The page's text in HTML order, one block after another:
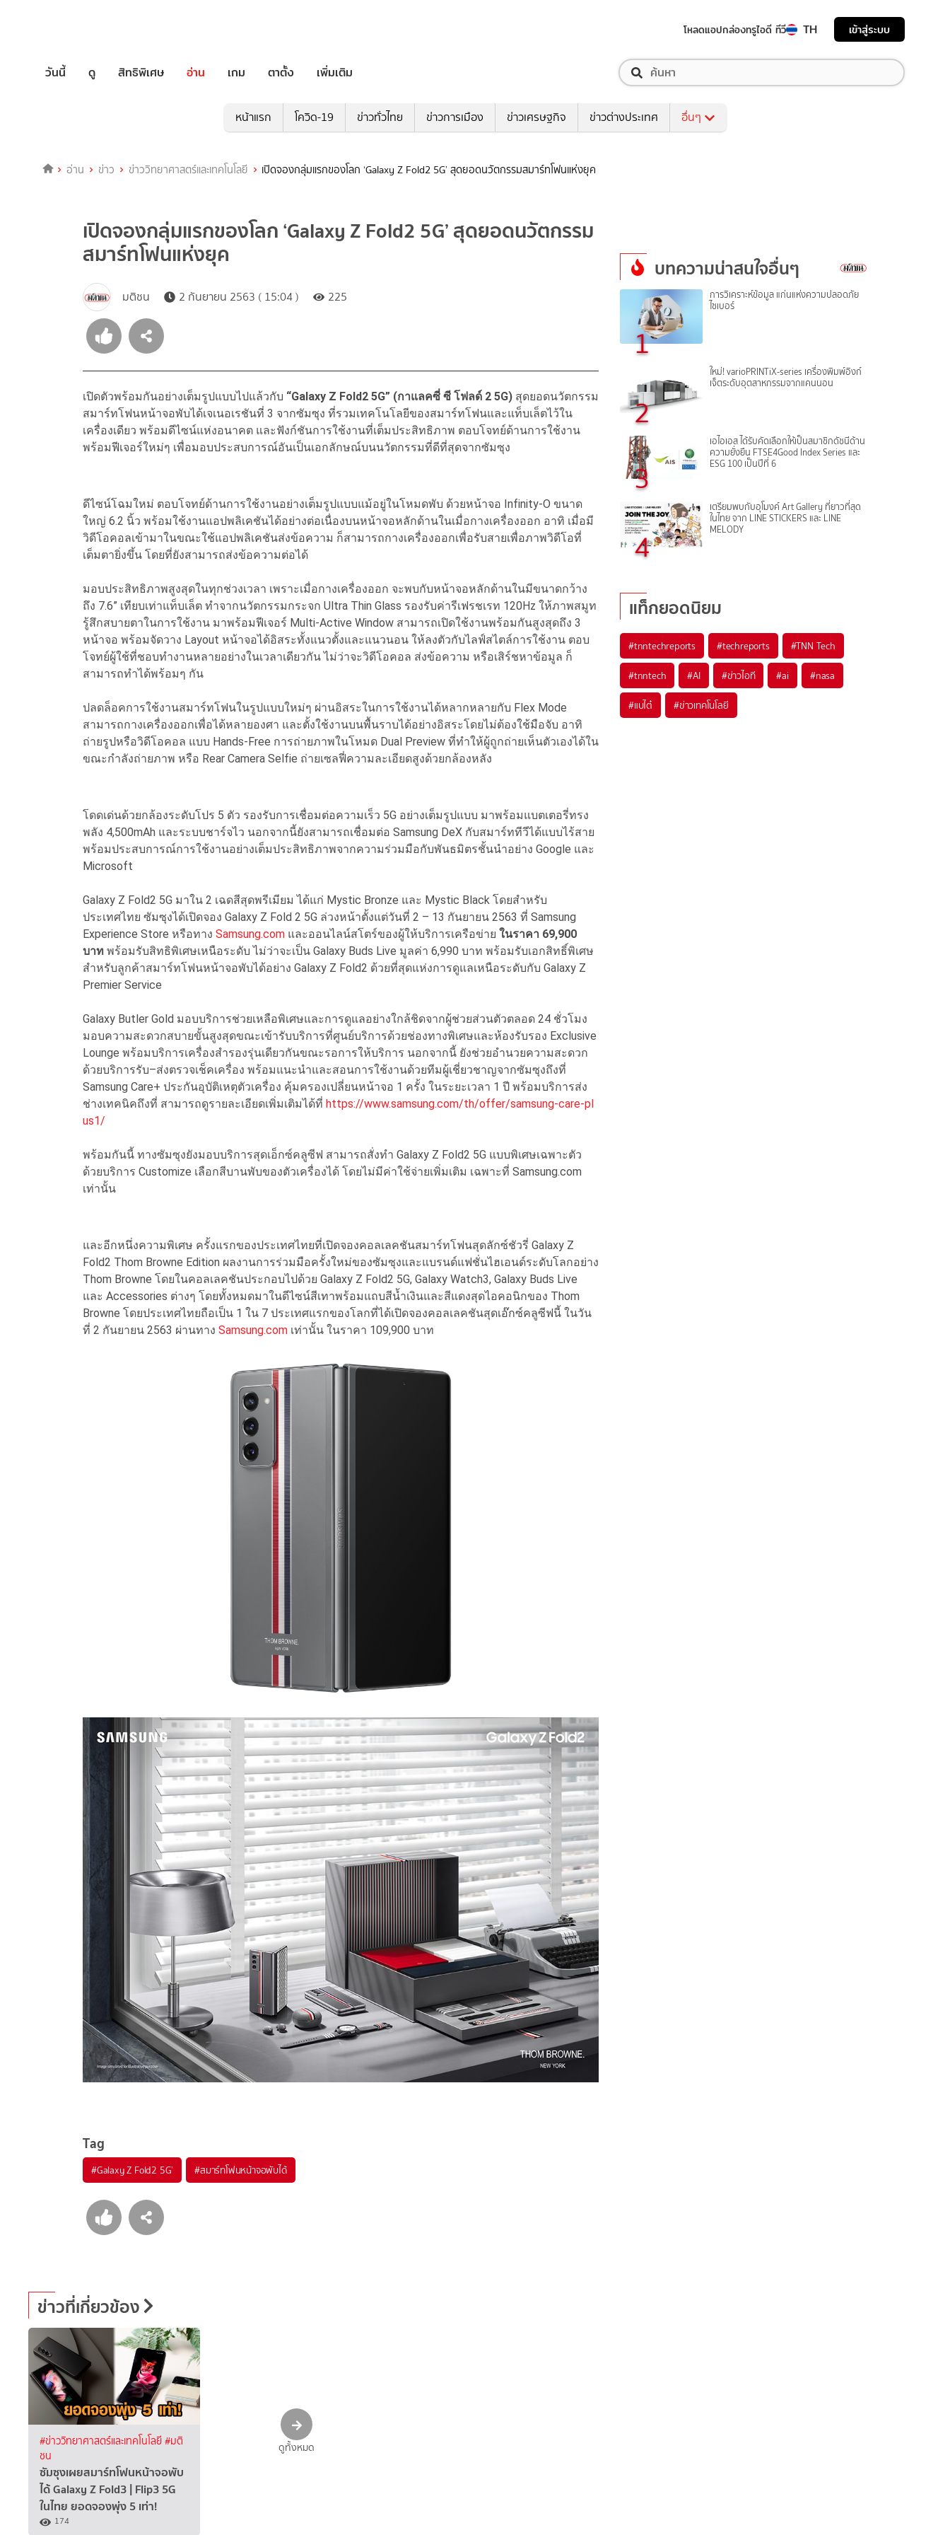
โหลดแอปกล่องทรูไอดี ทีวี TH เข้าสู่ระบบ
วันนี้ ดู สิทธิพิเศษ อ่าน เกม ตาตั้ง เพิ่มเติม
หน้าแรก โควิด-19 ข่าวทั่วไทย ข่าวการเมือง ข่าวเศรษฐกิจ ข่าวต่างประเทศ อื่นๆ
อ่าน ข่าว ข่าววิทยาศาสตร์และเทคโนโลยี เปิดจองกลุ่มแรกของโลก ‘Galaxy Z Fold2 5G’ สุดยอดนวัตกรรมสมาร์ทโฟนแห่งยุค
เปิดจองกลุ่มแรกของโลก ‘Galaxy Z Fold2 5G’ สุดยอดนวัตกรรม
สมาร์ทโฟนแห่งยุค
มติชน 2 กันยายน 2563 ( 15:04 ) 225
เปิดตัวพร้อมกันอย่างเต็มรูปแบบไปแล้วกับ “Galaxy Z Fold2 5G” (กาแลคซี่ ซี โฟลด์ 2 5G) สุดยอดนวัตกรรม
สมาร์ทโฟนหน้าจอพับได้เจเนอเรชันที่ 3 จากซัมซุง ที่รวมเทคโนโลยีของสมาร์ทโฟนและแท็บเล็ตไว้ใน
เครื่องเดียว พร้อมดีไซน์แห่งอนาคต และฟังก์ชันการใช้งานที่เต็มประสิทธิภาพ ตอบโจทย์ด้านการใช้งาน
พร้อมฟีเจอร์ใหม่ๆ เพื่อมอบประสบการณ์อันเป็นเอกลักษณ์บนนวัตกรรมที่ดีที่สุดจากซัมซุง
ดีไซน์โฉมใหม่ ตอบโจทย์ด้านการใช้งานอย่างเต็มรูปแบบแม้อยู่ในโหมดพับ ด้วยหน้าจอ Infinity-O ขนาด
ใหญ่ 6.2 นิ้ว พร้อมใช้งานแอปพลิเคชันได้อย่างต่อเนื่องบนหน้าจอหลักด้านในเมื่อกางเครื่องออก อาทิ เมื่อมี
วิดีโอคอลเข้ามาในขณะใช้แอปพลิเคชันส่งข้อความ ก็สามารถกางเครื่องออกเพื่อรับสายเพื่อภาพวิดีโอที่
เต็มตายิ่งขึ้น โดยที่ยังสามารถส่งข้อความต่อได้
มอบประสิทธิภาพสูงสุดในทุกช่วงเวลา เพราะเมื่อกางเครื่องออก จะพบกับหน้าจอหลักด้านในมีขนาดกว้าง
ถึง 7.6” เทียบเท่าแท็บเล็ต ทำจากนวัตกรรมกระจก Ultra Thin Glass รองรับค่ารีเฟรชเรท 120Hz ให้ภาพสมูท
รู้สึกสบายตาในการใช้งาน มาพร้อมฟีเจอร์ Multi-Active Window สามารถเปิดใช้งานพร้อมกันสูงสุดถึง 3
หน้าจอ พร้อมจัดวาง Layout หน้าจอได้อิสระทั้งแนวตั้งและแนวนอน ให้ลงตัวกับไลฟ์สไตล์การใช้งาน ตอบ
โจทย์ผู้ใช้ที่ชอบทำงานหลายอย่างในเวลาเดียวกัน ไม่ว่าจะวิดีโอคอล ส่งข้อความ หรือเสิร์ชหาข้อมูล ก็
สามารถทำได้พร้อมๆ กัน
ปลดล็อคการใช้งานสมาร์ทโฟนในรูปแบบใหม่ๆ ผ่านอิสระในการใช้งานได้หลากหลายกับ Flex Mode
สามารถกางเครื่องออกเพื่อได้หลายองศา และตั้งใช้งานบนพื้นราบได้อย่างอิสระโดยไม่ต้องใช้มือจับ อาทิ
ถ่ายรูปหรือวิดีโอคอล แบบ Hands-Free การถ่ายภาพในโหมด Dual Preview ที่ทำให้ผู้ถูกถ่ายเห็นตัวเองได้ใน
ขณะกำลังถ่ายภาพ หรือ Rear Camera Selfie ถ่ายเซลฟี่ความละเอียดสูงด้วยกล้องหลัง
โดดเด่นด้วยกล้องระดับโปร 5 ตัว รองรับการเชื่อมต่อความเร็ว 5G อย่างเต็มรูปแบบ มาพร้อมแบตเตอรี่ทรง
พลัง 4,500mAh และระบบชาร์จไว นอกจากนี้ยังสามารถเชื่อมต่อ Samsung DeX กับสมาร์ททีวีได้แบบไร้สาย
พร้อมประสบการณ์การใช้งานอย่างเต็มประสิทธิภาพจากความร่วมมือกับพันธมิตรชั้นนำอย่าง Google และ
Microsoft
Galaxy Z Fold2 5G มาใน 2 เฉดสีสุดพรีเมียม ได้แก่ Mystic Bronze และ Mystic Black โดยสำหรับ
ประเทศไทย ซัมซุงได้เปิดจอง Galaxy Z Fold 2 5G ล่วงหน้าตั้งแต่วันที่ 2 – 13 กันยายน 2563 ที่ Samsung
Experience Store หรือทาง Samsung.com และออนไลน์สโตร์ของผู้ให้บริการเครือข่าย ในราคา 69,900
บาท พร้อมรับสิทธิพิเศษเหนือระดับ ไม่ว่าจะเป็น Galaxy Buds Live มูลค่า 6,990 บาท พร้อมรับเอกสิทธิ์พิเศษ
สำหรับลูกค้าสมาร์ทโฟนหน้าจอพับได้อย่าง Galaxy Z Fold2 ด้วยที่สุดแห่งการดูแลเหนือระดับกับ Galaxy Z
Premier Service
Galaxy Butler Gold มอบบริการช่วยเหลือพิเศษและการดูแลอย่างใกล้ชิดจากผู้ช่วยส่วนตัวตลอด 24 ชั่วโมง
มอบความสะดวกสบายขั้นสูงสุดขณะเข้ารับบริการที่ศูนย์บริการด้วยช่องทางพิเศษและห้องรับรอง Exclusive
Lounge พร้อมบริการเครื่องสำรองรุ่นเดียวกันขณะรอการให้บริการ นอกจากนี้ ยังช่วยอำนวยความสะดวก
ด้วยบริการรับ–ส่งตรวจเช็คเครื่อง พร้อมแนะนำและสอนการใช้งานด้วยทีมผู้เชี่ยวชาญจากซัมซุงถึงที่
Samsung Care+ ประกันอุบัติเหตุตัวเครื่อง คุ้มครองเปลี่ยนหน้าจอ 1 ครั้ง ในระยะเวลา 1 ปี พร้อมบริการส่ง
ช่างเทคนิคถึงที่ สามารถดูรายละเอียดเพิ่มเติมได้ที่ https://www.samsung.com/th/offer/samsung-care-pl
us1/
พร้อมกันนี้ ทางซัมซุงยังมอบบริการสุดเอ็กซ์คลูซีฟ สามารถสั่งทำ Galaxy Z Fold2 5G แบบพิเศษเฉพาะตัว
ด้วยบริการ Customize เลือกสีบานพับของตัวเครื่องได้ โดยไม่มีค่าใช้จ่ายเพิ่มเติม เฉพาะที่ Samsung.com
เท่านั้น
และอีกหนึ่งความพิเศษ ครั้งแรกของประเทศไทยที่เปิดจองคอลเลคชันสมาร์ทโฟนสุดลักซ์ชัวรี่ Galaxy Z
Fold2 Thom Browne Edition ผลงานการร่วมมือครั้งใหม่ของซัมซุงและแบรนด์แฟชั่นไฮเอนด์ระดับโลกอย่าง
Thom Browne โดยในคอลเลคชันประกอบไปด้วย Galaxy Z Fold2 5G, Galaxy Watch3, Galaxy Buds Live
และ Accessories ต่างๆ โดยทั้งหมดมาในดีไซน์สีเทาพร้อมแถบสีน้ำเงินและสีแดงสุดไอคอนิกของ Thom
Browne โดยประเทศไทยถือเป็น 1 ใน 7 ประเทศแรกของโลกที่ได้เปิดจองคอลเลคชันสุดเอ๊กซ์คลูซีฟนี้ ในวัน
ที่ 2 กันยายน 2563 ผ่านทาง Samsung.com เท่านั้น ในราคา 109,900 บาท
Tag
#Galaxy Z Fold2 5G’ #สมาร์ทโฟนหน้าจอพับได้
บทความน่าสนใจอื่นๆ
1
การวิเคราะห์ข้อมูล แก่นแห่งความปลอดภัย
ไซเบอร์
2
ใหม่! varioPRINTiX-series เครื่องพิมพ์อิงก์
เจ็ตระดับอุตสาหกรรมจากแคนนอน
3
เอไอเอส ได้รับคัดเลือกให้เป็นสมาชิกดัชนีด้าน
ความยั่งยืน FTSE4Good Index Series และ
ESG 100 เป็นปีที่ 6
4
เตรียมพบกับอุโมงค์ Art Gallery ที่ยาวที่สุด
ในไทย จาก LINE STICKERS และ LINE
MELODY
แท็กยอดนิยม
#tnntechreports #techreports #TNN Tech
#tnntech #AI #ข่าวไอที #ai #nasa
#แบไต๋ #ข่าวเทคโนโลยี
ข่าวที่เกี่ยวข้อง
#ข่าววิทยาศาสตร์และเทคโนโลยี#มติ
ชน
ซัมซุงเผยสมาร์ทโฟนหน้าจอพับ
ได้ Galaxy Z Fold3 | Flip3 5G
ในไทย ยอดจองพุ่ง 5 เท่า!
174
ดูทั้งหมด